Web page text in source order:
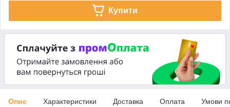
Купити
Опис Характеристики Доставка Оплата Умови